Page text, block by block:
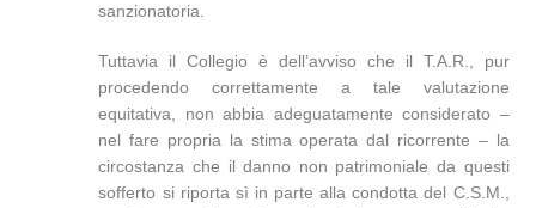
sanzionatoria.
Tuttavia il Collegio è dell’avviso che il T.A.R., pur
procedendo correttamente a tale valutazione
equitativa, non abbia adeguatamente considerato –
nel fare propria la stima operata dal ricorrente – la
circostanza che il danno non patrimoniale da questi
sofferto si riporta sì in parte alla condotta del C.S.M.,